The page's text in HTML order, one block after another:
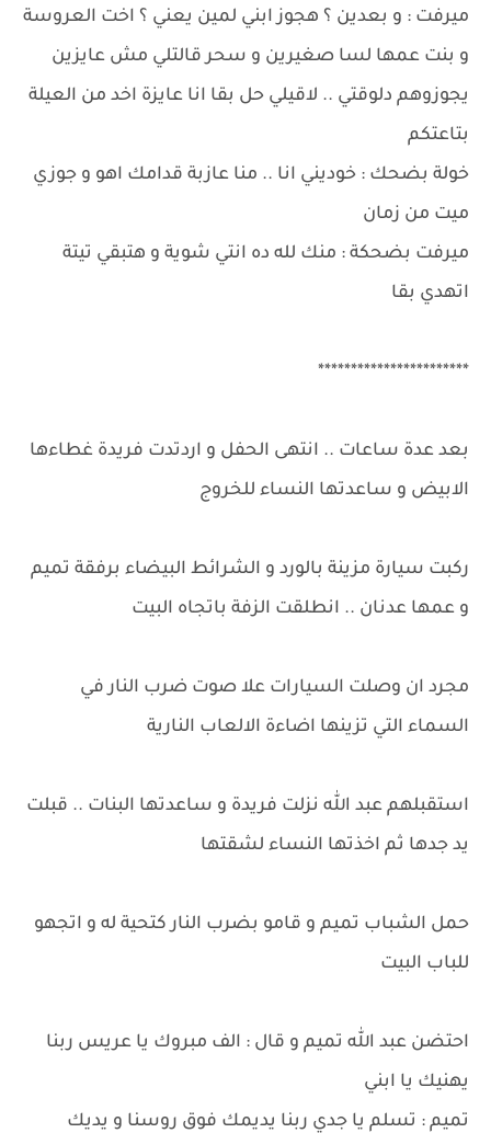
ميرفت : و بعدين ؟ هجوز ابني لمين يعني ؟ اخت العروسة
و بنت عمها لسا صغيرين و سحر قالتلي مش عايزين
يجوزوهم دلوقتي .. لاقيلي حل بقا انا عايزة اخد من العيلة
بتاعتكم
خولة بضحك : خوديني انا .. منا عازبة قدامك اهو و جوزي
ميت من زمان
ميرفت بضحكة : منك لله ده انتي شوية و هتبقي تيتة
اتهدي بقا
***********************
بعد عدة ساعات .. انتهى الحفل و اردتدت فريدة غطاءها
الابيض و ساعدتها النساء للخروج
ركبت سيارة مزينة بالورد و الشرائط البيضاء برفقة تميم
و عمها عدنان .. انطلقت الزفة باتجاه البيت
مجرد ان وصلت السيارات علا صوت ضرب النار في
السماء التي تزينها اضاءة الالعاب النارية
استقبلهم عبد الله نزلت فريدة و ساعدتها البنات .. قبلت
يد جدها ثم اخذتها النساء لشقتها
حمل الشباب تميم و قامو بضرب النار كتحية له و اتجهو
للباب البيت
احتضن عبد الله تميم و قال : الف مبروك يا عريس ربنا
يهنيك يا ابني
تميم : تسلم يا جدي ربنا يديمك فوق روسنا و يديك